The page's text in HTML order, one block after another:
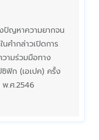
ญหาความยากจน
คำกล่าวเปิดการ
ามร่วมมือทาง
ฟิก (เอเปค) ครั้ง
.ศ.2546